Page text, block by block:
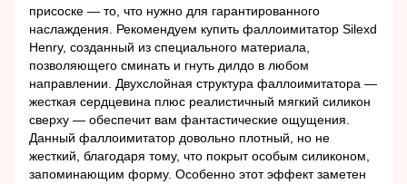
присоске — то, что нужно для гарантированного
наслаждения. Рекомендуем купить фаллоимитатор Silexd
Henry, созданный из специального материала,
позволяющего сминать и гнуть дилдо в любом
направлении. Двухслойная структура фаллоимитатора —
жесткая сердцевина плюс реалистичный мягкий силикон
сверху — обеспечит вам фантастические ощущения.
Данный фаллоимитатор довольно плотный, но не
жесткий, благодаря тому, что покрыт особым силиконом,
запоминающим форму. Особенно этот эффект заметен